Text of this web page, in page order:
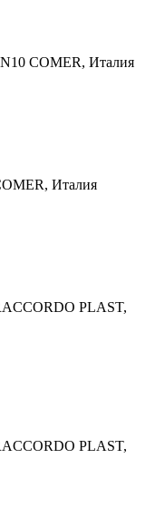
COMER, Италия
Италия
PLAST,
PLAST,